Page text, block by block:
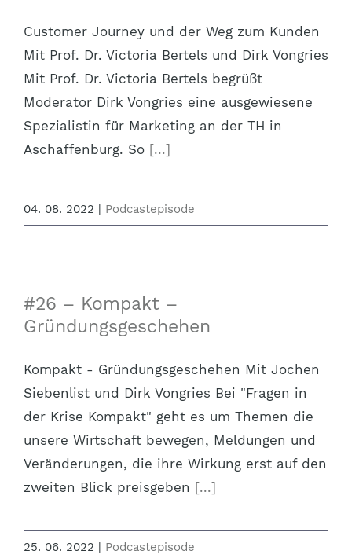
Customer Journey und der Weg zum Kunden
Mit Prof. Dr. Victoria Bertels und Dirk Vongries
Mit Prof. Dr. Victoria Bertels begrüßt
Moderator Dirk Vongries eine ausgewiesene
Spezialistin für Marketing an der TH in
Aschaffenburg. So [...]
04. 08. 2022 | Podcastepisode
#26 – Kompakt –
Gründungsgeschehen
Kompakt - Gründungsgeschehen Mit Jochen
Siebenlist und Dirk Vongries Bei "Fragen in
der Krise Kompakt" geht es um Themen die
unsere Wirtschaft bewegen, Meldungen und
Veränderungen, die ihre Wirkung erst auf den
zweiten Blick preisgeben [...]
25. 06. 2022 | Podcastepisode